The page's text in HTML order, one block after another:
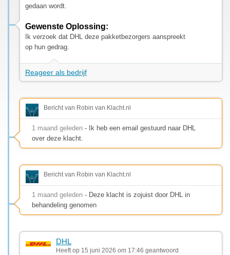
gedaan wordt.
Gewenste Oplossing:
Ik verzoek dat DHL deze pakketbezorgers aanspreekt
op hun gedrag.
Reageer als bedrijf
Bericht van Robin van Klacht.nl
1 maand geleden - Ik heb een email gestuurd naar DHL
over deze klacht.
Bericht van Robin van Klacht.nl
1 maand geleden - Deze klacht is zojuist door DHL in
behandeling genomen
DHL
Heeft op 15 juni 2026 om 17:46 geantwoord